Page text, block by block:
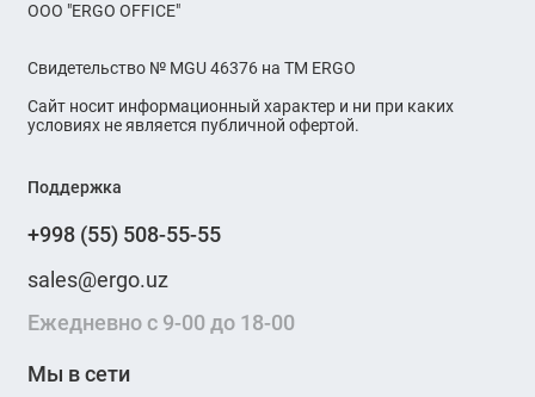
OOO "ERGO OFFICE"
Свидетельство № MGU 46376 на ТМ ERGO
Сайт носит информационный характер и ни при каких
условиях не является публичной офертой.
Поддержка
+998 (55) 508-55-55
sales@ergo.uz
Ежедневно с 9-00 до 18-00
Мы в сети